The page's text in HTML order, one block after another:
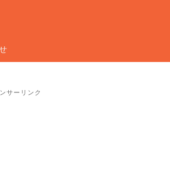
サーリンク